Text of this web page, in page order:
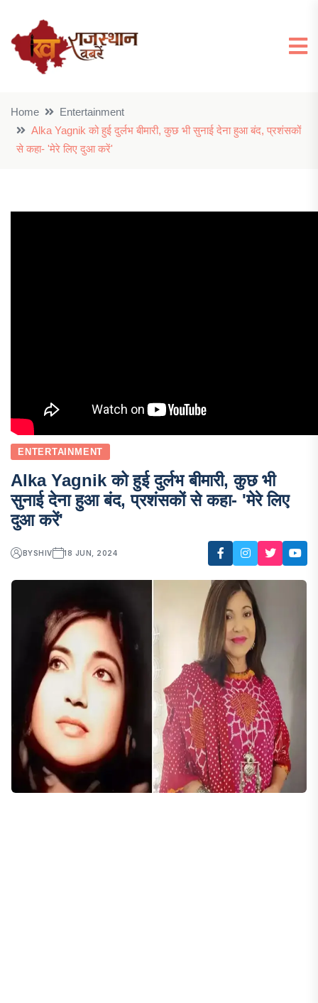
Home
Entertainment
Alka Yagnik को हुई दुर्लभ बीमारी, कुछ भी सुनाई देना हुआ बंद, प्रशंसकों
से कहा- 'मेरे लिए दुआ करें'
ENTERTAINMENT
Alka Yagnik को हुई दुर्लभ बीमारी, कुछ भी
सुनाई देना हुआ बंद, प्रशंसकों से कहा- 'मेरे लिए
दुआ करें'
BYSHIV 18 JUN, 2024